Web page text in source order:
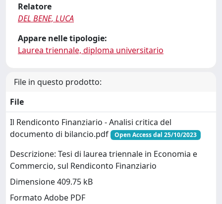
Relatore
DEL BENE, LUCA
Appare nelle tipologie:
Laurea triennale, diploma universitario
File in questo prodotto:
File
Il Rendiconto Finanziario - Analisi critica del
documento di bilancio.pdf
Open Access dal 25/10/2023
Descrizione: Tesi di laurea triennale in Economia e
Commercio, sul Rendiconto Finanziario
Dimensione 409.75 kB
Formato Adobe PDF